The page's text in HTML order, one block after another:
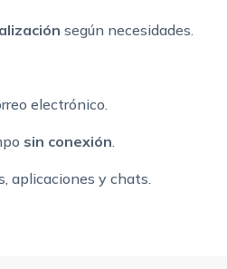
según necesidades.
electrónico.
sin conexión.
aplicaciones y chats.